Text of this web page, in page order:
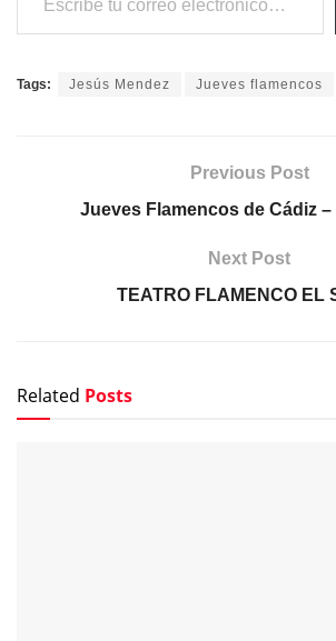
Tags: Jesús Mendez Jueves flamencos
Previous Post
Jueves Flamencos de Cádiz –
Next Post
TEATRO FLAMENCO EL
Related Posts